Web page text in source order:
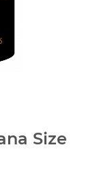
Size